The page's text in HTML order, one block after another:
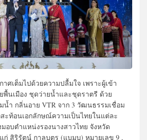
ศเต็มไปด้วยความปลื้มใจ เพราะผู้เข้า
พื้นเมือง ชุดว่ายน้ำและชุดราตรี ด้วย
น้ำ กลิ่นอาย VTR จาก 3 วัฒนธรรมเชื่อม
ะท้อนเอกลักษณ์ความเป็นไทยในแต่ละ
อบตำแหน่งรองนางสาวไทย จังหวัด
ก่ สิริรัตน์ กาลบุตร (แบมบู) หมายเลข 9 ,